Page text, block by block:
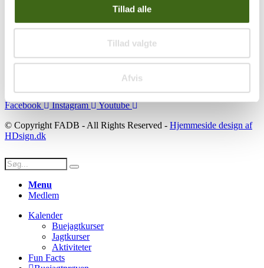
Tillad alle
Tillad valgte
Afvis
Persondatapolitik
Facebook Instagram
Youtube
© Copyright FADB - All Rights Reserved - Hjemmeside design af
HDsign.dk
Menu
Medlem
Kalender
Buejagtkurser
Jagtkurser
Aktiviteter
Fun Facts